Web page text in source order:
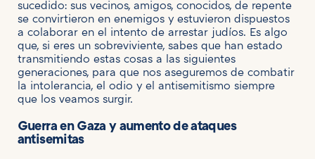
sucedido: sus vecinos, amigos, conocidos, de repente
se convirtieron en enemigos y estuvieron dispuestos
a colaborar en el intento de arrestar judíos. Es algo
que, si eres un sobreviviente, sabes que han estado
transmitiendo estas cosas a las siguientes
generaciones, para que nos aseguremos de combatir
la intolerancia, el odio y el antisemitismo siempre
que los veamos surgir.
Guerra en Gaza y aumento de ataques
antisemitas